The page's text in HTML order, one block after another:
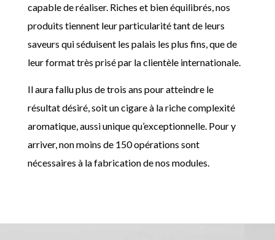
capable de réaliser. Riches et bien équilibrés, nos
produits tiennent leur particularité tant de leurs
saveurs qui séduisent les palais les plus fins, que de
leur format très prisé par la clientèle internationale.
Il aura fallu plus de trois ans pour atteindre le
résultat désiré, soit un cigare à la riche complexité
aromatique, aussi unique qu’exceptionnelle. Pour y
arriver, non moins de 150 opérations sont
nécessaires à la fabrication de nos modules.